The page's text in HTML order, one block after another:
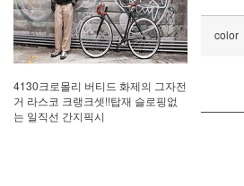
4130크로몰리 버티드 화제의 그자전
거 라스코 크랭크셋!!탑재 슬로핑없
는 일직선 간지픽시
color